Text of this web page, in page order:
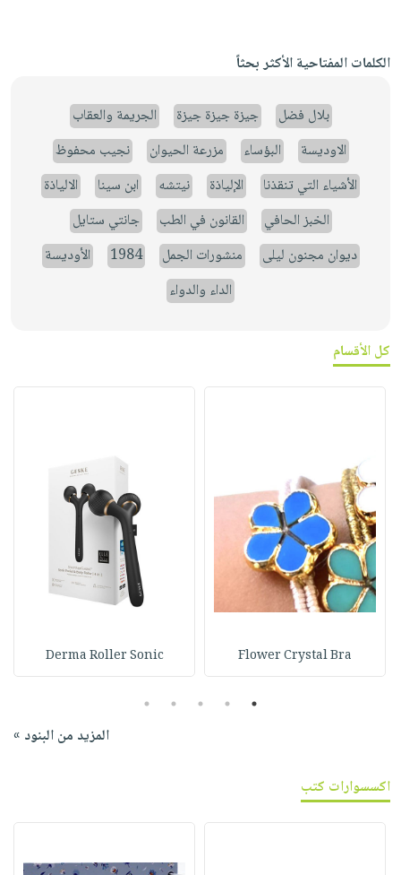
الكلمات المفتاحية الأكثر بحثاً
بلال فضل جيزة جيزة جيزة
الجريمة والعقاب
الاوديسة
البؤساء مزرعة الحيوان
نجيب محفوظ
الأشياء التي تنقذنا
الإلياذة نيتشه ابن سينا
الالياذة
الخبز الحافي
القانون في الطب
جانتي ستايل
ديوان مجنون ليلى
منشورات الجمل 1984
الأوديسة
الداء والدواء
كل الأقسام
Flower Crystal Bra
Derma Roller Sonic
1
2
3
4
5
المزيد من البنود »
اكسسوارات كتب